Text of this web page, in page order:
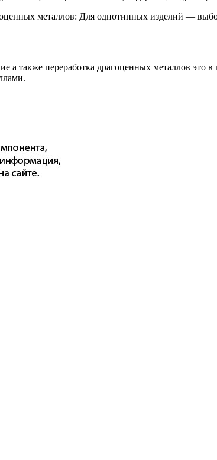
металлов: Для однотипных изделий —
а также переработка драгоценных металлов это